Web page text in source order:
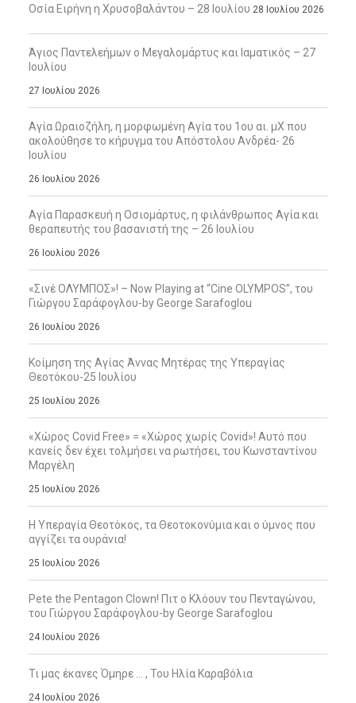
Οσία Ειρήνη η Χρυσοβαλάντου – 28 Ιουλίου 28 Ιουλίου 2026
Άγιος Παντελεήμων ο Μεγαλομάρτυς και Ιαματικός – 27
Ιουλίου
27 Ιουλίου 2026
Αγία Ωραιοζήλη, η μορφωμένη Αγία του 1ου αι. μΧ που
ακολούθησε το κήρυγμα του Απόστολου Ανδρέα- 26
Ιουλίου
26 Ιουλίου 2026
Αγία Παρασκευή η Οσιομάρτυς, η φιλάνθρωπος Αγία και
θεραπευτής του βασανιστή της – 26 Ιουλίου
26 Ιουλίου 2026
«Σινέ ΟΛΥΜΠΟΣ»! – Now Playing at “Cine OLYMPOS”, του
Γιώργου Σαράφογλου-by George Sarafoglou
26 Ιουλίου 2026
Κοίμηση της Αγίας Άννας Μητέρας της Υπεραγίας
Θεοτόκου-25 Ιουλίου
25 Ιουλίου 2026
«Χώρος Covid Free» = «Χώρος χωρίς Covid»! Αυτό που
κανείς δεν έχει τολμήσει να ρωτήσει, του Κωνσταντίνου
Μαργέλη
25 Ιουλίου 2026
Η Υπεραγία Θεοτόκος, τα Θεοτοκονύμια και ο ύμνος που
αγγίζει τα ουράνια!
25 Ιουλίου 2026
Pete the Pentagon Clown! Πιτ ο Κλόουν του Πενταγώνου,
του Γιώργου Σαράφογλου-by George Sarafoglou
24 Ιουλίου 2026
Τι μας έκανες Όμηρε … , Του Ηλία Καραβόλια
24 Ιουλίου 2026